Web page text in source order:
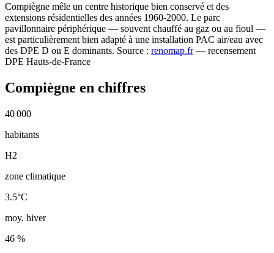
Compiègne mêle un centre historique bien conservé et des
extensions résidentielles des années 1960-2000. Le parc
pavillonnaire périphérique — souvent chauffé au gaz ou au fioul —
est particulièrement bien adapté à une installation PAC air/eau avec
des DPE D ou E dominants. Source : renomap.fr— recensement
DPE Hauts-de-France
Compiègne en chiffres
40 000
habitants
H2
zone climatique
3.5°C
moy. hiver
46 %